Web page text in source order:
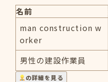
名前
man construction w
orker
男性の建設作業員
の詳細を見る